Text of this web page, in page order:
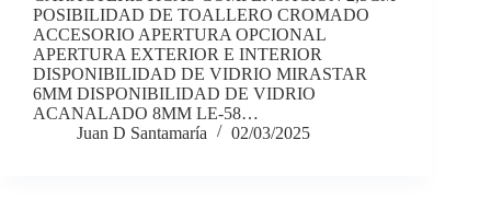
POSIBILIDAD DE TOALLERO CROMADO
ACCESORIO APERTURA OPCIONAL
APERTURA EXTERIOR E INTERIOR
DISPONIBILIDAD DE VIDRIO MIRASTAR
6MM DISPONIBILIDAD DE VIDRIO
ACANALADO 8MM LE-58…
Juan D Santamaría
02/03/2025